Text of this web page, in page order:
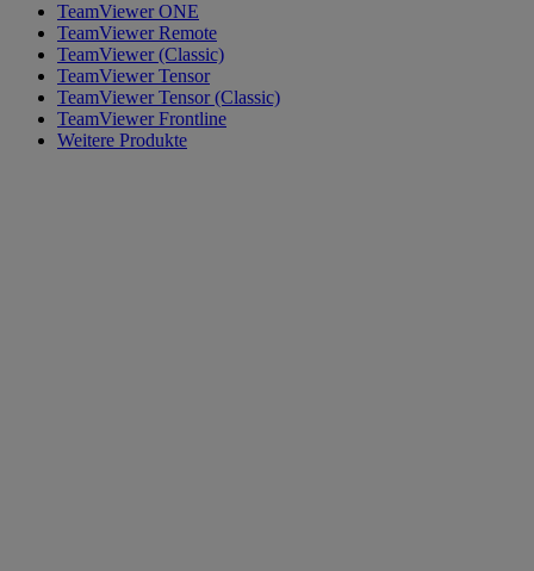
TeamViewer ONE
TeamViewer Remote
TeamViewer (Classic)
TeamViewer Tensor
TeamViewer Tensor (Classic)
TeamViewer Frontline
Weitere Produkte